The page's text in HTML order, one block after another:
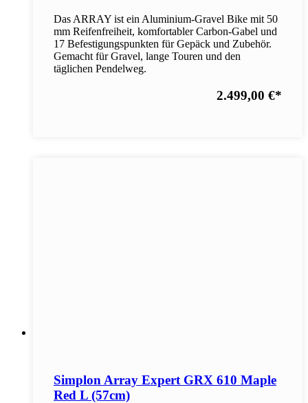
Das ARRAY ist ein Aluminium-Gravel Bike mit 50
mm Reifenfreiheit, komfortabler Carbon-Gabel und
17 Befestigungspunkten für Gepäck und Zubehör.
Gemacht für Gravel, lange Touren und den
täglichen Pendelweg.
2.499,00 €*
Simplon Array Expert GRX 610 Maple
Red L (57cm)